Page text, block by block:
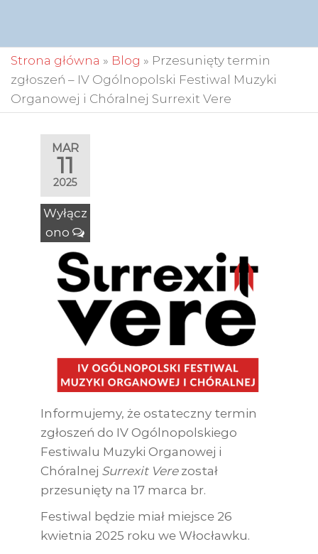
Strona główna » Blog » Przesunięty termin
zgłoszeń – IV Ogólnopolski Festiwal Muzyki
Organowej i Chóralnej Surrexit Vere
MAR
11
2025
Wyłącz
ono
Informujemy, że ostateczny termin
zgłoszeń do IV Ogólnopolskiego
Festiwalu Muzyki Organowej i
Chóralnej Surrexit Verezostał
przesunięty na 17 marca br.
Festiwal będzie miał miejsce 26
kwietnia 2025 roku we Włocławku.